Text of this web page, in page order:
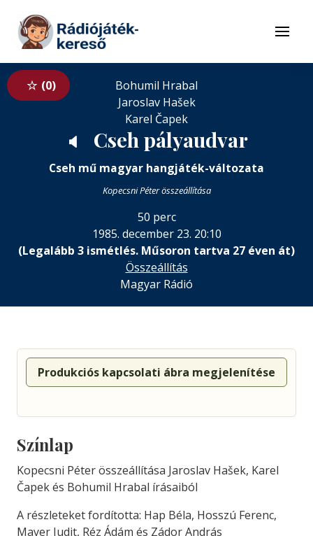
Tovább a tartalomhoz
Menü
0
Bohumil Hrabal
Jaroslav Hašek
Karel Čapek
🔈 Cseh pályaudvar
Cseh mű magyar hangjáték-változata
Kopecsni Péter összeállítása
50 perc
1985. december 23. 20:10
(Legalább 3 ismétlés. Műsoron tartva 27 éven át)
Összeállítás
Magyar Rádió
Produkciós kapcsolati ábra megjelenítése
Színlap
Kopecsni Péter összeállítása Jaroslav Hašek, Karel
Čapek és Bohumil Hrabal írásaiból
A részleteket fordította: Hap Béla, Hosszú Ferenc,
Mayer Judit, Réz Ádám és Zádor András